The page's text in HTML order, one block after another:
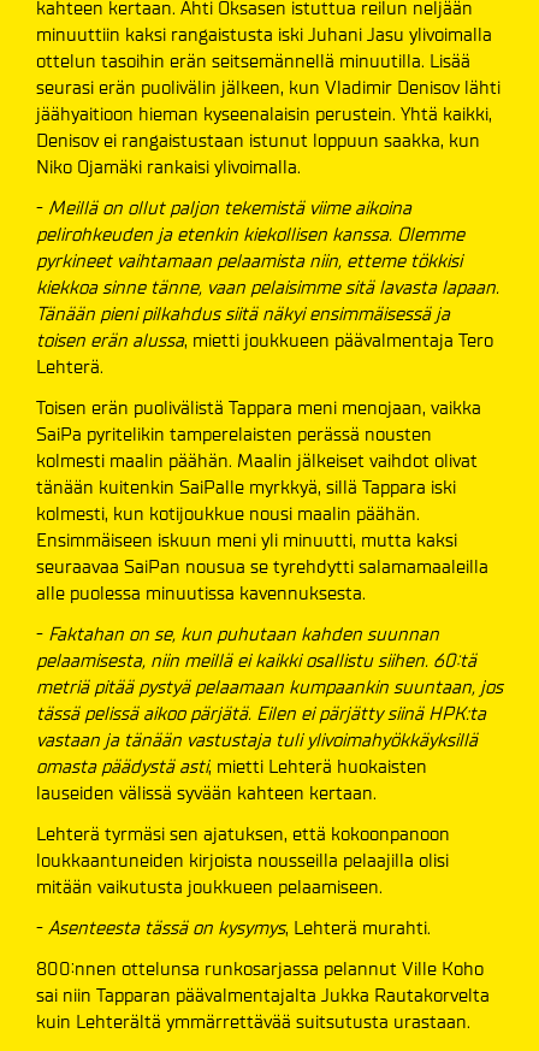
kahteen kertaan. Ahti Oksasen istuttua reilun neljään
minuuttiin kaksi rangaistusta iski Juhani Jasu ylivoimalla
ottelun tasoihin erän seitsemännellä minuutilla. Lisää
seurasi erän puolivälin jälkeen, kun Vladimir Denisov lähti
jäähyaitioon hieman kyseenalaisin perustein. Yhtä kaikki,
Denisov ei rangaistustaan istunut loppuun saakka, kun
Niko Ojamäki rankaisi ylivoimalla.
- Meillä on ollut paljon tekemistä viime aikoina
pelirohkeuden ja etenkin kiekollisen kanssa. Olemme
pyrkineet vaihtamaan pelaamista niin, etteme tökkisi
kiekkoa sinne tänne, vaan pelaisimme sitä lavasta lapaan.
Tänään pieni pilkahdus siitä näkyi ensimmäisessä ja
toisen erän alussa, mietti joukkueen päävalmentaja Tero
Lehterä.
Toisen erän puolivälistä Tappara meni menojaan, vaikka
SaiPa pyritelikin tamperelaisten perässä nousten
kolmesti maalin päähän. Maalin jälkeiset vaihdot olivat
tänään kuitenkin SaiPalle myrkkyä, sillä Tappara iski
kolmesti, kun kotijoukkue nousi maalin päähän.
Ensimmäiseen iskuun meni yli minuutti, mutta kaksi
seuraavaa SaiPan nousua se tyrehdytti salamamaaleilla
alle puolessa minuutissa kavennuksesta.
- Faktahan on se, kun puhutaan kahden suunnan
pelaamisesta, niin meillä ei kaikki osallistu siihen. 60:tä
metriä pitää pystyä pelaamaan kumpaankin suuntaan, jos
tässä pelissä aikoo pärjätä. Eilen ei pärjätty siinä HPK:ta
vastaan ja tänään vastustaja tuli ylivoimahyökkäyksillä
omasta päädystä asti, mietti Lehterä huokaisten
lauseiden välissä syvään kahteen kertaan.
Lehterä tyrmäsi sen ajatuksen, että kokoonpanoon
loukkaantuneiden kirjoista nousseilla pelaajilla olisi
mitään vaikutusta joukkueen pelaamiseen.
- Asenteesta tässä on kysymys, Lehterä murahti.
800:nnen ottelunsa runkosarjassa pelannut Ville Koho
sai niin Tapparan päävalmentajalta Jukka Rautakorvelta
kuin Lehterältä ymmärrettävää suitsutusta urastaan.